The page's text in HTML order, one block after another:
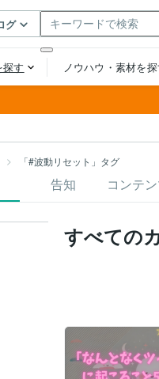
「#波動リセット」タグ
告知 コンテ
すべての